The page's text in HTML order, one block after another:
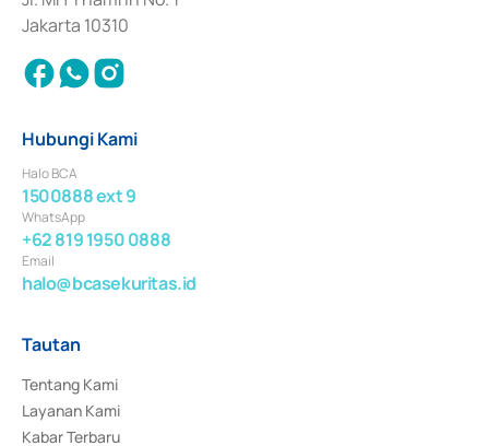
Jakarta 10310
Hubungi Kami
Halo BCA
1500888 ext 9
WhatsApp
+62 819 1950 0888
Email
halo@bcasekuritas.id
Tautan
Tentang Kami
Layanan Kami
Kabar Terbaru